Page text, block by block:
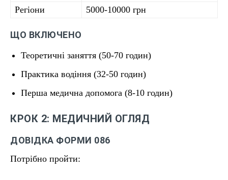
Регіони
5000-10000 грн
ЩО ВКЛЮЧЕНО
Теоретичні заняття (50-70 годин)
Практика водіння (32-50 годин)
Перша медична допомога (8-10 годин)
КРОК 2: МЕДИЧНИЙ ОГЛЯД
ДОВІДКА ФОРМИ 086
Потрібно пройти: